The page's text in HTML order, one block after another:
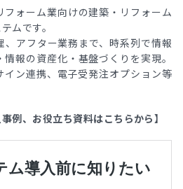
フォーム業向けの建築・リフォーム
ムです。
アフター業務まで、時系列で情報
報の資産化・基盤づくりを実現。
イン連携、電子受発注オプション等
例、お役立ち資料はこちらから】